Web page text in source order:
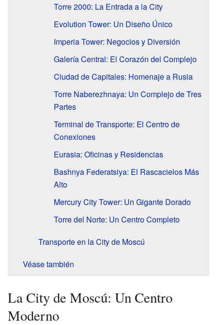
Torre 2000: La Entrada a la City
Evolution Tower: Un Diseño Único
Imperia Tower: Negocios y Diversión
Galería Central: El Corazón del Complejo
Ciudad de Capitales: Homenaje a Rusia
Torre Naberezhnaya: Un Complejo de Tres
Partes
Terminal de Transporte: El Centro de
Conexiones
Eurasia: Oficinas y Residencias
Bashnya Federatsiya: El Rascacielos Más
Alto
Mercury City Tower: Un Gigante Dorado
Torre del Norte: Un Centro Completo
Transporte en la City de Moscú
Véase también
La City de Moscú: Un Centro
Moderno